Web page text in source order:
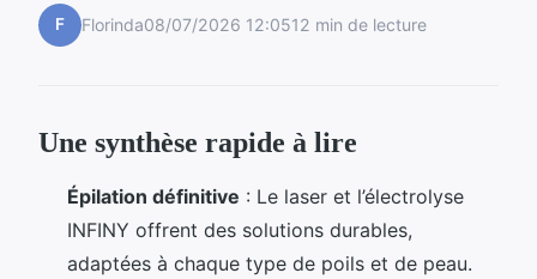
F Florinda08/07/2026 12:0512 min de lecture
Une synthèse rapide à lire
Épilation définitive : Le laser et l’électrolyse
INFINY offrent des solutions durables,
adaptées à chaque type de poils et de peau.